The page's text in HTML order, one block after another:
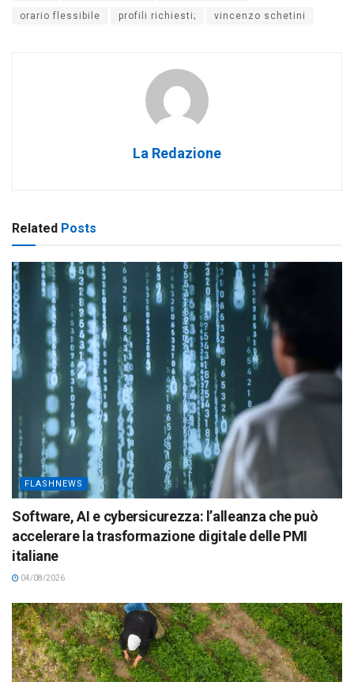
orario flessibile profili richiesti; vincenzo schetini
La Redazione
Related Posts
FLASHNEWS
Software, AI e cybersicurezza: l’alleanza che può
accelerare la trasformazione digitale delle PMI
italiane
04/08/2026